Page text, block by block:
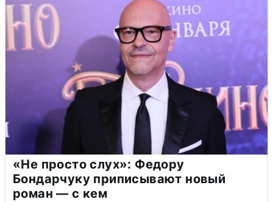
«Не просто слух»: Федору
Бондарчуку приписывают новый
роман — с кем